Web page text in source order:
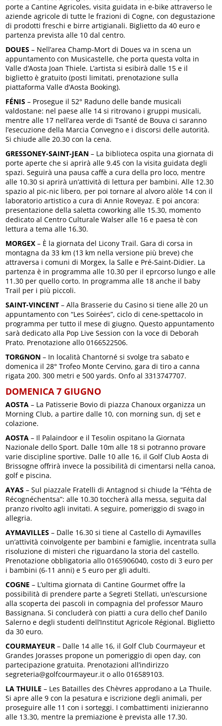
porte a Cantine Agricoles, visita guidata in e-bike attraverso le
aziende agricole di tutte le frazioni di Cogne, con degustazione
di prodotti freschi e birre artigianali. Biglietto da 40 euro e
partenza prevista alle 10 dal centro.
DOUES – Nell’area Champ-Mort di Doues va in scena un
appuntamento con Musicastelle, che porta questa volta in
Valle d’Aosta Joan Thiele. L’artista si esibirà dalle 15 e il
biglietto è gratuito (posti limitati, prenotazione sulla
piattaforma Valle d’Aosta Booking).
FÉNIS – Prosegue il 52° Raduno delle bande musicali
valdostane: nel paese alle 14 si ritrovano i gruppi musicali,
mentre alle 17 nell’area verde di Tsanté de Bouva ci saranno
l’esecuzione della Marcia Convegno e i discorsi delle autorità.
Si chiude alle 20.30 con la cena.
GRESSONEY-SAINT-JEAN – La biblioteca ospita una giornata di
porte aperte che si aprirà alle 9.45 con la visita guidata degli
spazi. Seguirà una pausa caffè a cura della pro loco, mentre
alle 10.30 si aprirà un’attività di lettura per bambini. Alle 12.30
spazio al pic-nic libero, per poi tornare al alvoro alòle 14 con il
laboratorio artistico a cura di Annie Roveyaz. E poi ancora:
presentazione della saletta coworking alle 15.30, momento
dedicato al Centro Culturale Walser alle 16 e paesa tè con
lettura a tema alle 16.30.
MORGEX – È la giornata del Licony Trail. Gara di corsa in
montagna da 33 km (13 km nella versione più breve) che
attraversa i comuni di Morgex, la Salle e Pré-Saint-Didier. La
partenza è in programma alle 10.30 per il eprcorso lungo e alle
11.30 per quello corto. In programma alle 18 anche il baby
Trail per i più piccoli.
SAINT-VINCENT – Alla Brasserie du Casino si tiene alle 20 un
appuntamento con “Les Soirées”, ciclo di cene-spettacolo in
programma per tutto il mese di giugno. Questo appuntamento
sarà dedicato alla Pop Live Session con la voce di Deborah
Prato. Prenotazione allo 0166522506.
TORGNON – In località Chantorné si svolge tra sabato e
domenica il 28° Trofeo Monte Cervino, gara di tiro a canna
rigata 200. 300 metri e 500 yards. Onfo al 3313747707.
DOMENICA 7 GIUGNO
AOSTA – La Patisserie Bovio di piazza Chanoux organizza un
Morning Club, a partire dalle 10, con morning sun, dj set e
colazione.
AOSTA – Il Palaindoor e il Tesolin ospitano la Giornata
Nazionale dello Sport. Dalle 10m alle 18 si potranno provare
varie discipline sportive. Dalle 10 alle 16, il Golf Club Aosta di
Brissogne offrirà invece la possibilità di cimentarsi nella canoa,
golf e piscina.
AYAS – Sul piazzale Fratelli di Antagnod si chiude la “Féhta de
Récognéchentsa”: alle 10.30 toccherà alla messa, seguita dal
pranzo rivolto agli invitati. A seguire, pomeriggio di svago in
allegria.
AYMAVILLES – Dalle 16.30 si tiene al Castello di Aymavilles
un’attività coinvolgente per bambini e famiglie, incentrata sulla
risoluzione di misteri che riguardano la storia del castello.
Prenotazione obbligatoria allo 0165906040, costo di 3 euro per
i bambini (6-11 anni) e 5 euro per gli adulti.
COGNE – L’ultima giornata di Cantine Gourmet offre la
possibilità di prendere parte a Segreti Stellati, un’escursione
alla scoperta dei pascoli in compagnia del professor Mauro
Bassignana. Si concluderà con piatti a cura dello chef Danilo
Salerno e degli studenti dell’Institut Agricole Régional. Biglietto
da 30 euro.
COURMAYEUR – Dalle 14 alle 16, il Golf Club Courmayeur et
Grandes Jorasses propone un pomeriggio di open day, con
partecipazione gratuita. Prenotazioni all’indirizzo
segreteria@golfcourmayeur.it o allo 016589103.
LA THUILE – Les Batailles des Chèvres approdano a La Thuile.
Si apre alle 9 con la pesatura e iscrizione degli animali, per
proseguire alle 11 con i sorteggi. I combattimenti inizieranno
alle 13.30, mentre la premiazione è prevista alle 17.30.